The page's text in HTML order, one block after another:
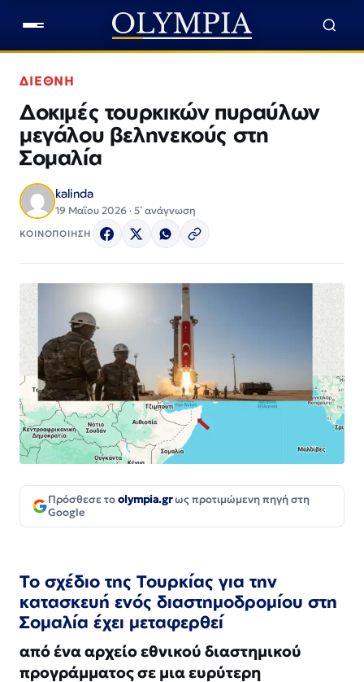
ΔΙΕΘΝΗ
Δοκιμές τουρκικών πυραύλων
μεγάλου βεληνεκούς στη
Σομαλία
kalinda
19 Μαΐου 2026 · 5΄ ανάγνωση
ΚΟΙΝΟΠΟΙΗΣΗ
Πρόσθεσε τοolympia.grως προτιμώμενη πηγή στη
Google
Το σχέδιο της Τουρκίας για την
κατασκευή ενός διαστημοδρομίου στη
Σομαλία έχει μεταφερθεί
από ένα αρχείο εθνικού διαστημικού
προγράμματος σε μια ευρύτερη